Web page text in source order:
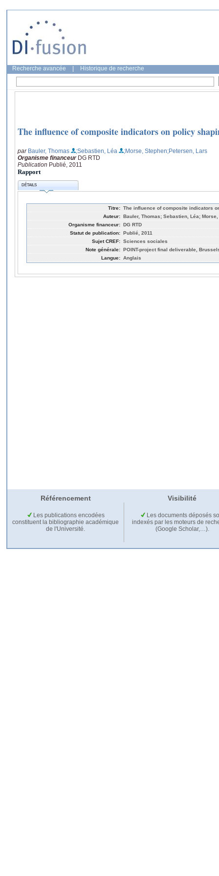
Recherche avancée Historique de recherche
The influence of composite indicators on policy
par Bauler, Thomas ;Sebastien, Léa ;Morse, Stephen;Petersen, Lars
Organisme financeur DG RTD
Publication Publié, 2011
Rapport
DÉTAILS
Titre: The influence of composite indicators
Auteur: Bauler, Thomas; Sebastien, Léa;
Organisme financeur: DG RTD
Statut de publication: Publié, 2011
Sujet CREF: Sciences sociales
Note générale: POINT-project final deliverable,
Langue: Anglais
Référencement Visibilité
Les publications encodées
constituent la bibliographie académique
de l'Université.
Les documents déposés
indexés par les moteurs de
(Google Scholar,…).